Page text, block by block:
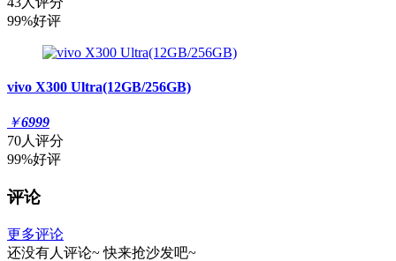
99%好评
vivo X300 Ultra(12GB/256GB)
￥6999
70人评分
99%好评
评论
更多评论
还没有人评论~ 快来抢沙发吧~